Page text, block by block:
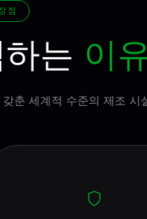
점
는 이
춘 세계적 수준의 제조 시